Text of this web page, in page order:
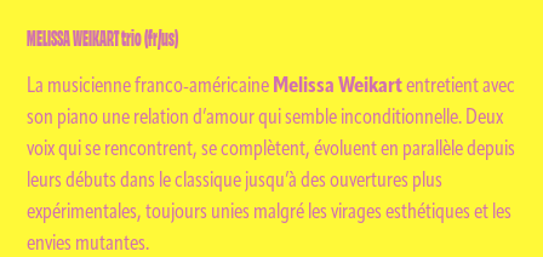
MELISSA WEIKART trio(fr/us)
La musicienne franco-américaine Melissa Weikartentretient avec
son piano une relation d’amour qui semble inconditionnelle. Deux
voix qui se rencontrent, se complètent, évoluent en parallèle depuis
leurs débuts dans le classique jusqu’à des ouvertures plus
expérimentales, toujours unies malgré les virages esthétiques et les
envies mutantes.